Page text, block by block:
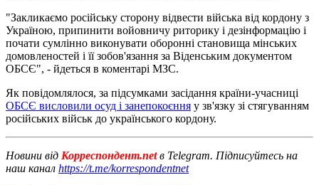
"Закликаємо російську сторону відвести війська від кордону з
Україною, припинити войовничу риторику і дезінформацію і
почати сумлінно виконувати оборонні становища мінських
домовленостей і її зобов'язання за Віденським документом
ОБСЄ", - йдеться в коментарі МЗС.
Як повідомлялося, за підсумками засідання країни-учасниці
ОБСЄ висловили осуд і занепокоєння у зв'язку зі стягуванням
російських військ до українського кордону.
Новини від Корреспондент.netв Telegram. Підписуйтесь на
наш канал https://t.me/korrespondentnet